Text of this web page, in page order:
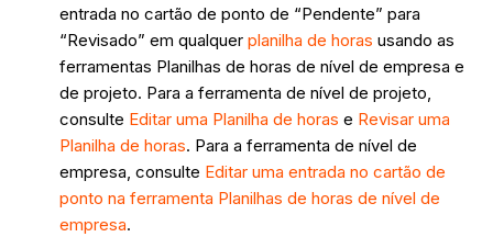
entrada no cartão de ponto de “Pendente” para
“Revisado” em qualquer planilha de horas usando as
ferramentas Planilhas de horas de nível de empresa e
de projeto. Para a ferramenta de nível de projeto,
consulte Editar uma Planilha de horas e Revisar uma
Planilha de horas. Para a ferramenta de nível de
empresa, consulte Editar uma entrada no cartão de
ponto na ferramenta Planilhas de horas de nível de
empresa.